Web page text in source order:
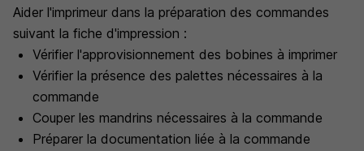
Aider l'imprimeur dans la préparation des commandes
suivant la fiche d'impression :
Vérifier l'approvisionnement des bobines à imprimer
Vérifier la présence des palettes nécessaires à la
commande
Couper les mandrins nécessaires à la commande
Préparer la documentation liée à la commande